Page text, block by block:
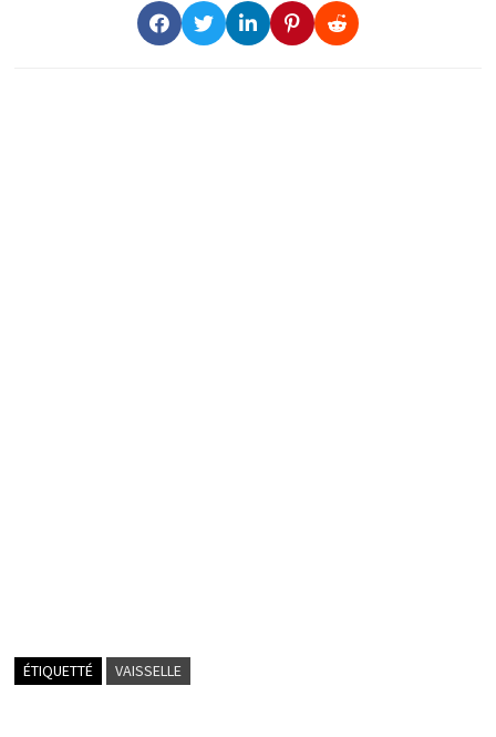
ÉTIQUETTÉ VAISSELLE